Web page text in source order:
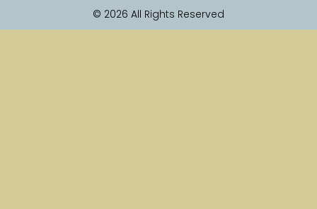
© 2026 All Rights Reserved